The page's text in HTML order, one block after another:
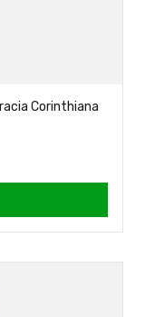
Corinthiana